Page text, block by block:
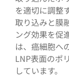
を適切に調整
取り込みと膜
ング効果を促
は、癌細胞へ
LNP表面のポ
しています。